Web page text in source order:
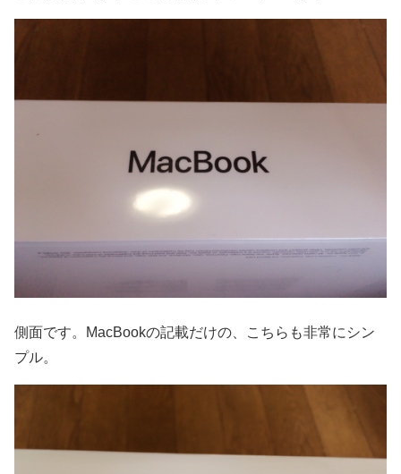
側面です。MacBookの記載だけの、こちらも非常にシン
プル。